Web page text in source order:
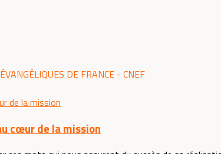
DE FRANCE - CNEF
cœur de la mission